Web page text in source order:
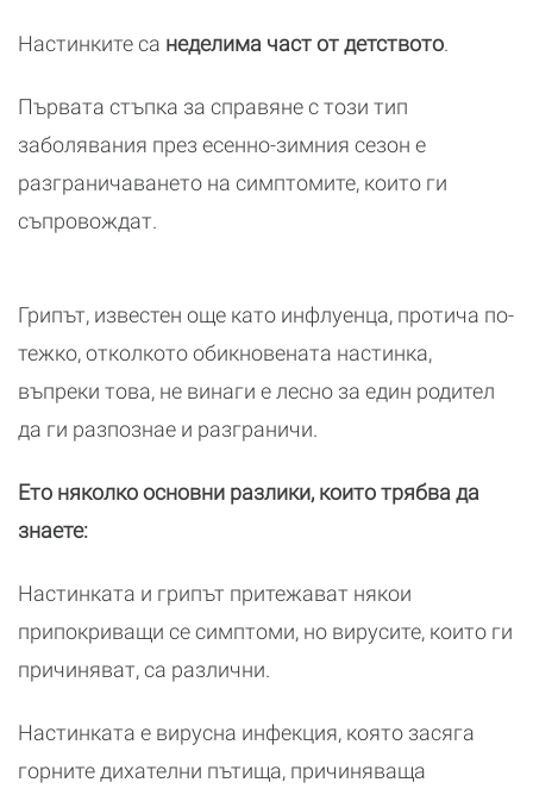
Настинките са неделима част от детството.
Първата стъпка за справяне с този тип
заболявания през есенно-зимния сезон е
разграничаването на симптомите, които ги
съпровождат.
Грипът, известен още като инфлуенца, протича по-
тежко, отколкото обикновената настинка,
въпреки това, не винаги е лесно за един родител
да ги разпознае и разграничи.
Ето няколко основни разлики, които трябва да
знаете:
Настинката и грипът притежават някои
припокриващи се симптоми, но вирусите, които ги
причиняват, са различни.
Настинката е вирусна инфекция, която засяга
горните дихателни пътища, причиняваща